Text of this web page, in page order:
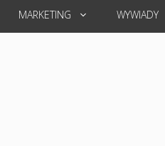
MARKETING WYWIADY